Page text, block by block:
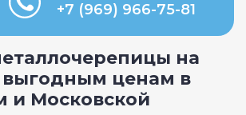
+7 (969) 966-75-81
на
ценам в
и Московской